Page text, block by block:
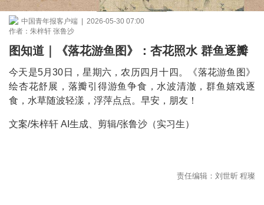
中国青年报客户端 | 2026-05-30 07:00
作者：朱梓轩 张鲁沙
图知道｜《落花游鱼图》：杏花照水 群鱼逐瓣
今天是5月30日，星期六，农历四月十四。《落花游鱼图》
绘杏花舒展，落瓣引得游鱼争食，水波清澈，群鱼嬉戏逐
食，水草随波轻漾，浮萍点点。早安，朋友！
文案/朱梓轩 AI生成、剪辑/张鲁沙（实习生）